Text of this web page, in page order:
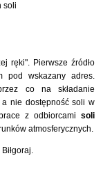
soli
ręki". Pierwsze źródło
pod wskazany adres.
co na składanie
a nie dostępność soli w
z odbiorcami soli
atmosferycznych.